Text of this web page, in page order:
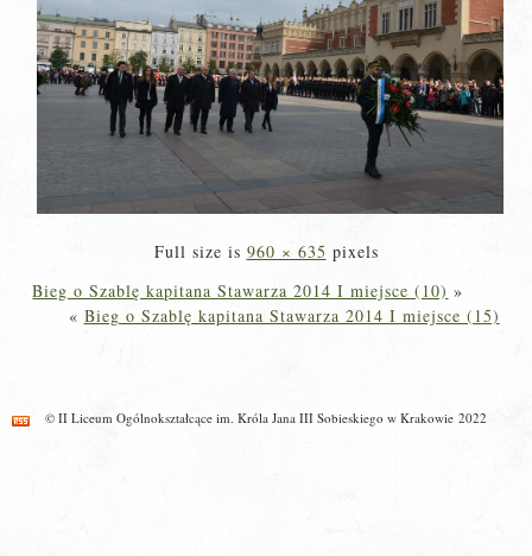
Full size is 960 × 635 pixels
Bieg o Szablę kapitana Stawarza 2014 I miejsce (10) »
« Bieg o Szablę kapitana Stawarza 2014 I miejsce (15)
© II Liceum Ogólnokształcące im. Króla Jana III Sobieskiego w Krakowie 2022